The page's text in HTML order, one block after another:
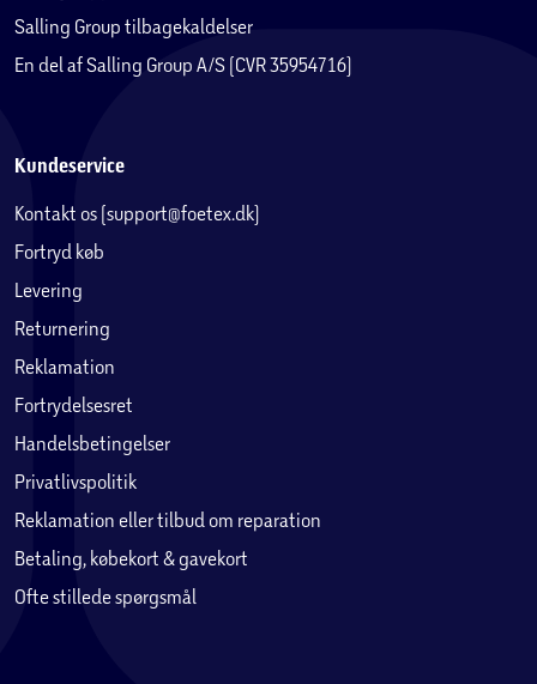
Salling Group tilbagekaldelser
En del af Salling Group A/S (CVR 35954716)
Kundeservice
Kontakt os (support@foetex.dk)
Fortryd køb
Levering
Returnering
Reklamation
Fortrydelsesret
Handelsbetingelser
Privatlivspolitik
Reklamation eller tilbud om reparation
Betaling, købekort & gavekort
Ofte stillede spørgsmål